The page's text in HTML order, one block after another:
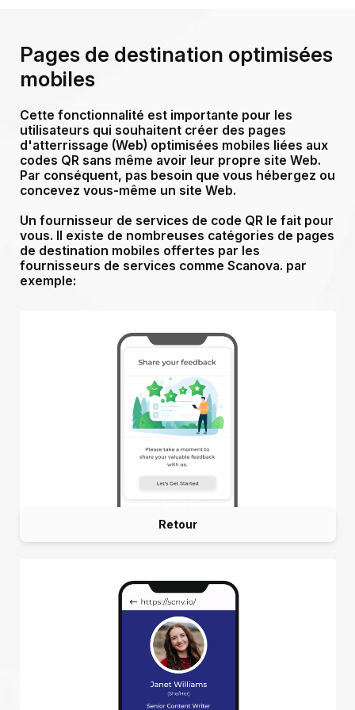
Pages de destination optimisées
mobiles
Cette fonctionnalité est importante pour les
utilisateurs qui souhaitent créer des pages
d'atterrissage (Web) optimisées mobiles liées aux
codes QR sans même avoir leur propre site Web.
Par conséquent, pas besoin que vous hébergez ou
concevez vous-même un site Web.
Un fournisseur de services de code QR le fait pour
vous. Il existe de nombreuses catégories de pages
de destination mobiles offertes par les
fournisseurs de services comme Scanova. par
exemple:
Retour